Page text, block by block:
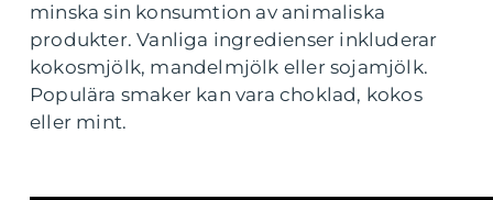
minska sin konsumtion av animaliska
produkter. Vanliga ingredienser inkluderar
kokosmjölk, mandelmjölk eller sojamjölk.
Populära smaker kan vara choklad, kokos
eller mint.